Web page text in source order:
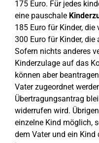
175 Euro. Für jedes
eine pauschale
185 Euro für Kinder,
300 Euro für Kinder,
Sofern nichts anderes
Kinderzulage auf das
können aber
Vater zugeordnet
Übertragungsantrag
widerrufen wird.
einzelne Kind möglich,
dem Vater und ein Kind